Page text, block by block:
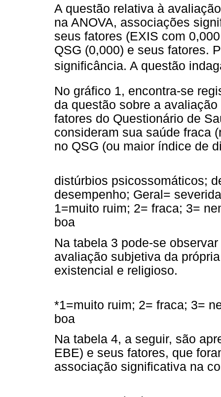
A questão relativa à
na ANOVA, associações
seus fatores (EXIS com
QSG (0,000) e seus fatores.
significância. A questão
No gráfico 1, encontra-se
da questão sobre a
fatores do Questionário de
consideram sua saúde fraca
no QSG (ou maior índice de
distúrbios psicossomáticos;
desempenho; Geral=
1=muito ruim; 2= fraca; 3=
boa
Na tabela 3 pode-se
avaliação subjetiva da
existencial e religioso.
*1=muito ruim; 2= fraca; 3=
boa
Na tabela 4, a seguir, são
EBE) e seus fatores, que
associação significativa na